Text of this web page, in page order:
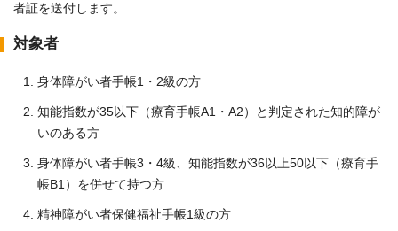
者証を送付します。
対象者
身体障がい者手帳1・2級の方
知能指数が35以下（療育手帳A1・A2）と判定された知的障が
いのある方
身体障がい者手帳3・4級、知能指数が36以上50以下（療育手
帳B1）を併せて持つ方
精神障がい者保健福祉手帳1級の方